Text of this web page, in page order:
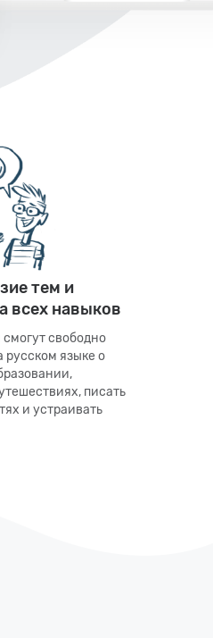
тем и
всех навыков
свободно
русском языке о
писать
и устраивать